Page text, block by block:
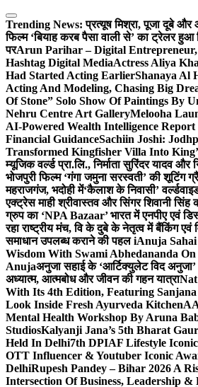
Skip
to
content
Trending News: प्रत्यूष मिश्रा, पूजा दूबे और
फिल्म ‘बियाह करब पैसा वाली से’ का ट्रेलर हुआ
परArun Parihar – Digital
Hashtag Digital MediaActress Aliya
Had Started Acting EarlierShanaya Al
Acting And Modeling, Chasing Big
Of Stone” Solo Show Of Paintings By
Nehru Centre Art GalleryMelooha
AI-Powered Wealth Intelligence Report
Financial GuidanceSachiin Joshi:
Transformed Kingfisher Villa Into
म्यूजिक वर्ल्ड प्रा.लि., निर्माता सुरिंदर यादव और
भोजपुरी फिल्म ‘गंगा जमुना सरस्वती’ की शूटिंग
महराजगंज, भदोही में‘कैलाश के निवासी’
एक्ट्रेस माही श्रीवास्तव और सिंगर शिवानी सिंह
ग्रुप का ‘NPA Bazaar’ भारत में एनपीए एवं
रहा राष्ट्रीय मंच, वि के दुबे के नेतृत्व में बैंकिंग एवं
समाधान उपलब्ध कराने की पहल iAnuja
Wisdom With Swami Abhedananda
Anujaअनुजा सहाई के ‘आर्टिक्युलेट विद
अध्यात्म, आत्मबोध और जीवन की गहन यात्रा
With Its 4th Edition, Featuring
Look Inside Fresh Ayurveda Kitchen
Mental Health Workshop By Aruna
StudiosKalyanji Jana’s 5th Bharat
Held In Delhi7th DPIAF Lifestyle
OTT Influencer & Youtuber Iconic
DelhiRupesh Pandey – Bihar 2026 A
Intersection Of Business, Leadership &